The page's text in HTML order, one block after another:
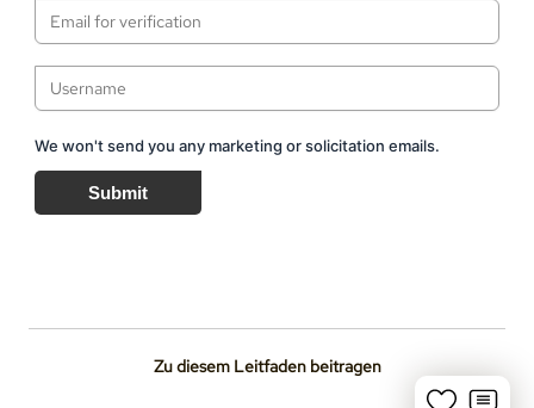
We won't send you any marketing or solicitation emails.
Submit
Zu diesem Leitfaden beitragen